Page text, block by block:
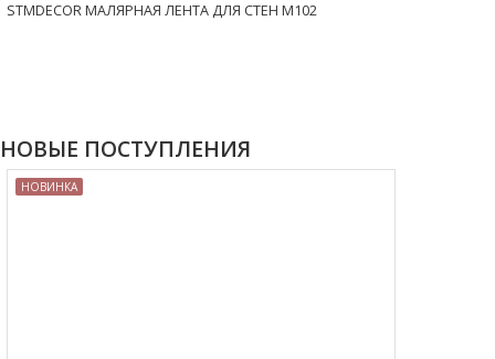
STMDECOR МАЛЯРНАЯ ЛЕНТА ДЛЯ СТЕН M102
НОВЫЕ ПОСТУПЛЕНИЯ
НОВИНКА